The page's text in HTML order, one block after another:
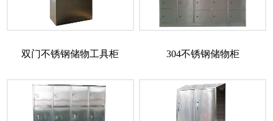
双门不锈钢储物工具柜 304不锈钢储物柜